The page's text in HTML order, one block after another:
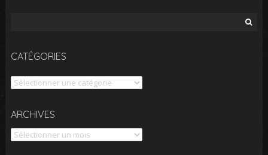
CATÉGORIES
Catégories
ARCHIVES
Archives